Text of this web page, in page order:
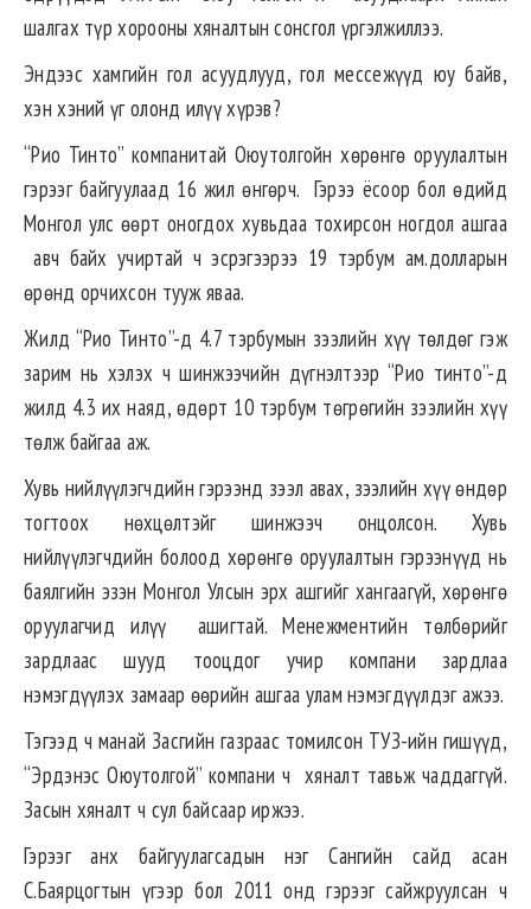
шалгах түр хорооны хяналтын сонсгол үргэлжиллээ.
Эндээс хамгийн гол асуудлууд, гол мессежүүд юу байв,
хэн хэний үг олонд илүү хүрэв?
“Рио Тинто” компанитай Оюутолгойн хөрөнгө оруулалтын
гэрээг байгуулаад 16 жил өнгөрч. Гэрээ ёсоор бол өдийд
Монгол улс өөрт оногдох хувьдаа тохирсон ногдол ашгаа
авч байх учиртай ч эсрэгээрээ 19 тэрбум ам.долларын
өрөнд орчихсон тууж яваа.
Жилд “Рио Тинто”-д 4.7 тэрбумын зээлийн хүү төлдөг гэж
зарим нь хэлэх ч шинжээчийн дүгнэлтээр “Рио тинто”-д
жилд 4.3 их наяд, өдөрт 10 тэрбум төгрөгийн зээлийн хүү
төлж байгаа аж.
Хувь нийлүүлэгчдийн гэрээнд зээл авах, зээлийн хүү өндөр
тогтоох нөхцөлтэйг шинжээч онцолсон. Хувь
нийлүүлэгчдийн болоод хөрөнгө оруулалтын гэрээнүүд нь
баялгийн эзэн Монгол Улсын эрх ашгийг хангаагүй, хөрөнгө
оруулагчид илүү ашигтай. Менежментийн төлбөрийг
зардлаас шууд тооцдог учир компани зардлаа
нэмэгдүүлэх замаар өөрийн ашгаа улам нэмэгдүүлдэг ажээ.
Тэгээд ч манай Засгийн газраас томилсон ТУЗ-ийн гишүүд,
“Эрдэнэс Оюутолгой” компани ч хяналт тавьж чаддаггүй.
Засын хяналт ч сул байсаар иржээ.
Гэрээг анх байгуулагсадын нэг Сангийн сайд асан
С.Баярцогтын үгээр бол 2011 онд гэрээг сайжруулсан ч